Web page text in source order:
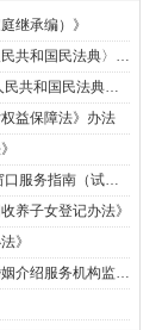
继承编）》
2025.02.01施行|最高人民法院 《关于适用〈中华人民共和国民法典〉婚姻家庭编的解释（二）》
益保障法》办法
2023.07.24发布|上海市民政局 《上海市婚姻登记窗口服务指南（试行）》
养子女登记办法》
》
2023.05.01发布|上海市民政局《关于加强上海市婚姻介绍服务机构监管的指导意见》